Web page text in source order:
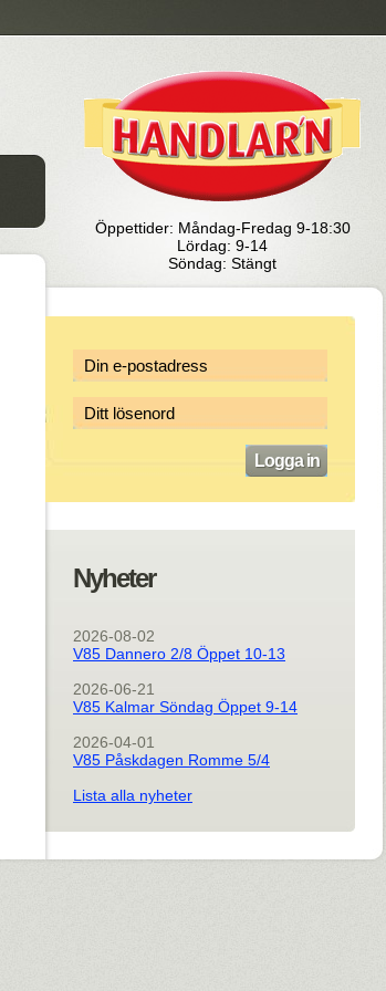
Öppettider: Måndag-Fredag 9-18:30
Lördag: 9-14
Söndag: Stängt
Nyheter
2026-08-02
V85 Dannero 2/8 Öppet 10-13
2026-06-21
V85 Kalmar Söndag Öppet 9-14
2026-04-01
V85 Påskdagen Romme 5/4
Lista alla nyheter